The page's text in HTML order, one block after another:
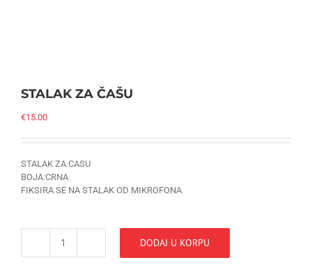
STALAK ZA ČAŠU
€15.00
STALAK ZA CASU
BOJA:CRNA
FIKSIRA SE NA STALAK OD MIKROFONA
STALAK
DODAJ U KORPU